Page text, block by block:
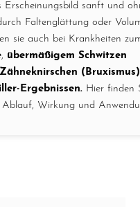
Erscheinungsbild sanft und
Faltenglättung oder
sie auch bei Krankheiten
, übermäßigem Schwitzen
(Bruxismus)
Ergebnissen. Hier finden
Wirkung und